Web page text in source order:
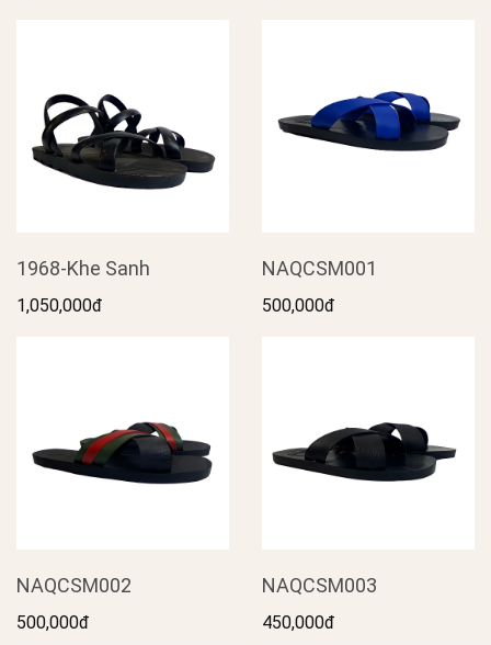
1968-Khe Sanh
1,050,000đ
NAQCSM001
500,000đ
NAQCSM002
500,000đ
NAQCSM003
450,000đ